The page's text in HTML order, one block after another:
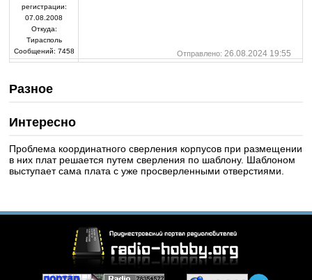
регистрации:
07.08.2008
Откуда:
Тирасполь
Сообщений: 7458 Отправлено: 26.08.2024 19:55
Разное
Интересно
Проблема координатного сверления корпусов при размещении
в них плат решается путем сверления по шаблону. Шаблоном
выступает сама плата с уже просверленными отверстиями.